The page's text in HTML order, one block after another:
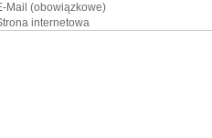
Mail (obowiązkowe)
internetowa